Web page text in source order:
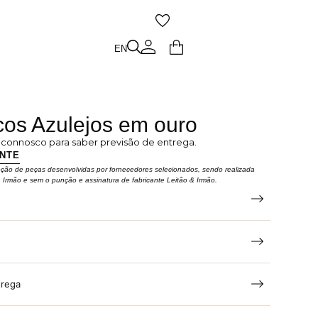
EN
Azulejos em ouro
para saber previsão de entrega.
de peças desenvolvidas por fornecedores selecionados, sendo realizada
e sem o punção e assinatura de fabricante Leitão & Irmão.